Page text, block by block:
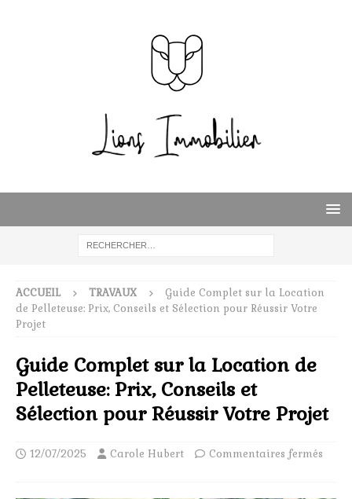
ACCUEIL TRAVAUX
Guide Complet sur la Location
de Pelleteuse: Prix, Conseils et Sélection pour Réussir Votre
Projet
Guide Complet sur la Location de
Pelleteuse: Prix, Conseils et
Sélection pour Réussir Votre Projet
12/07/2025 Carole Hubert Commentaires fermés